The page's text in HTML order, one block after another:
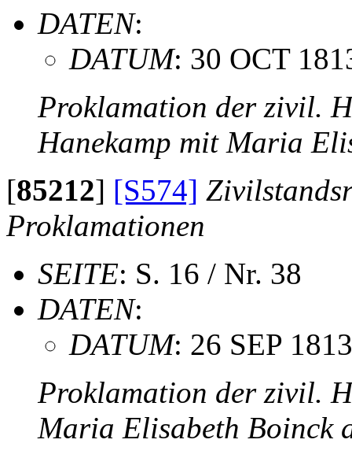
DATEN:
DATUM: 30 OCT
Proklamation der zivil.
Hanekamp mit Maria
[85212] [S574]
Proklamationen
SEITE: S. 16 / Nr. 38
DATEN:
DATUM: 26 SEP 1813
Proklamation der zivil.
Maria Elisabeth Boinck